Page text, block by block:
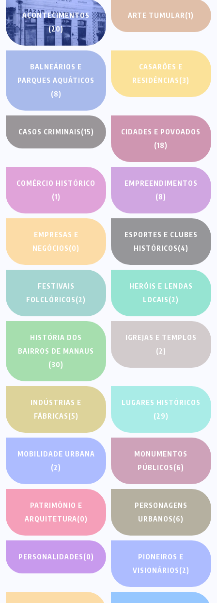
ACONTECIMENTOS
(20)
ARTE TUMULAR(1)
BALNEÁRIOS E
PARQUES AQUÁTICOS
(8)
CASARÕES E
RESIDÊNCIAS(3)
CASOS CRIMINAIS(15)
CIDADES E POVOADOS
(18)
COMÉRCIO HISTÓRICO
(1)
EMPREENDIMENTOS
(8)
EMPRESAS E
NEGÓCIOS(0)
ESPORTES E CLUBES
HISTÓRICOS(4)
FESTIVAIS
FOLCLÓRICOS(2)
HERÓIS E LENDAS
LOCAIS(2)
HISTÓRIA DOS
BAIRROS DE MANAUS
(30)
IGREJAS E TEMPLOS
(2)
INDÚSTRIAS E
FÁBRICAS(5)
LUGARES HISTÓRICOS
(29)
MOBILIDADE URBANA
(2)
MONUMENTOS
PÚBLICOS(6)
PATRIMÔNIO E
ARQUITETURA(0)
PERSONAGENS
URBANOS(6)
PERSONALIDADES(0)
PIONEIROS E
VISIONÁRIOS(2)